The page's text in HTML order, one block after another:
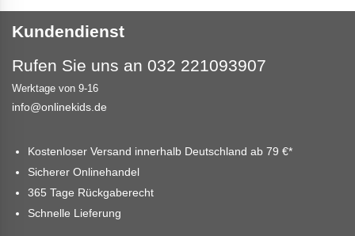
Kundendienst
Rufen Sie uns an 032 221093907
Werktage von 9-16
info@onlinekids.de
Kostenloser Versand innerhalb Deutschland ab 79 €*
Sicherer Onlinehandel
365 Tage Rückgaberecht
Schnelle Lieferung